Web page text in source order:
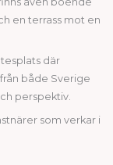
en terrass mot en
där
både Sverige
perspektiv.
som verkar i